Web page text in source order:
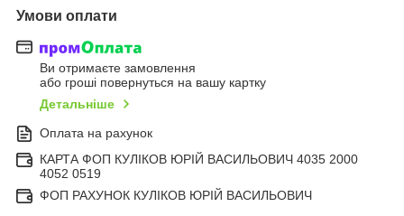
Умови оплати
Ви отримаєте замовлення
або гроші повернуться на вашу картку
Детальніше
Оплата на рахунок
КАРТА ФОП КУЛІКОВ ЮРІЙ ВАСИЛЬОВИЧ 4035 2000
4052 0519
ФОП РАХУНОК КУЛІКОВ ЮРІЙ ВАСИЛЬОВИЧ